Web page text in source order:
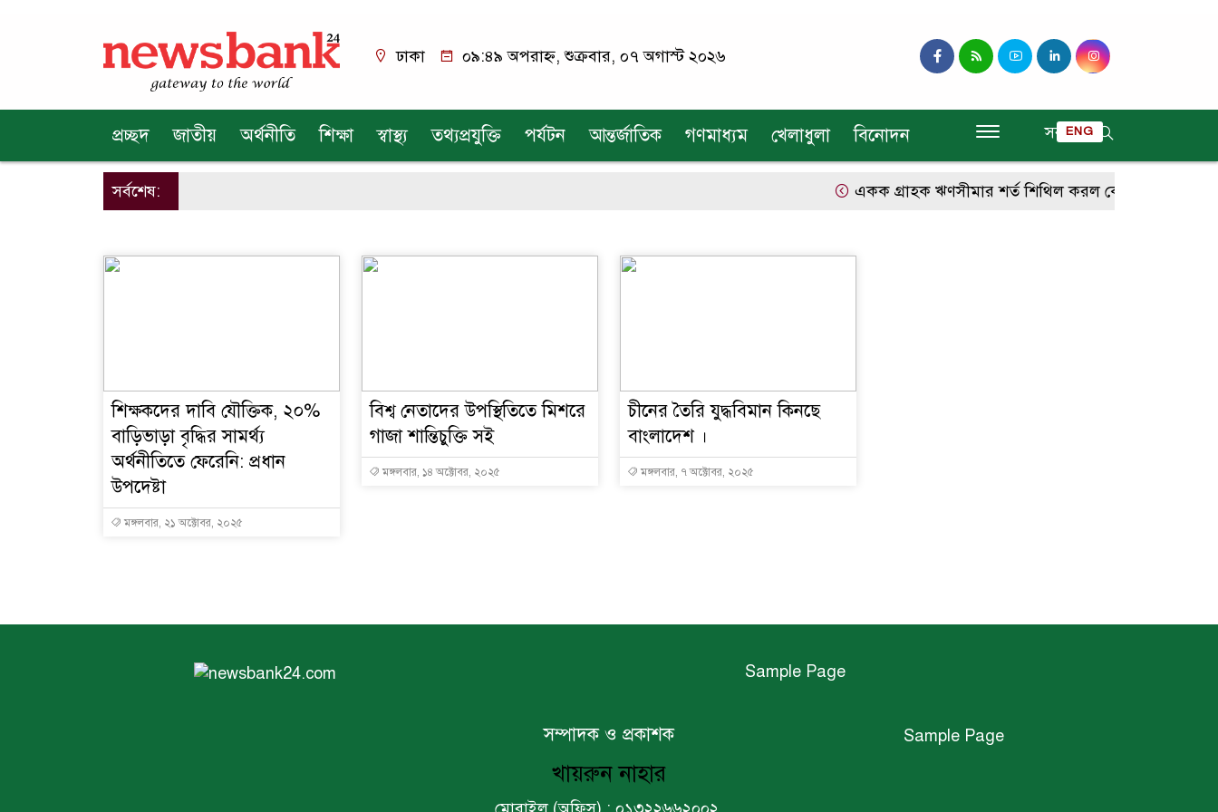
ঢাকা ০৯:৪৯ অপরাহ্ন, শুক্রবার, ০৭ অগাস্ট ২০২৬
প্রচ্ছদ জাতীয় অর্থনীতি শিক্ষা স্বাস্থ্য তথ্যপ্রযুক্তি পর্যটন আন্তর্জাতিক গণমাধ্যম খেলাধুলা বিনোদন সব ENG
সর্বশেষ: একক গ্রাহক ঋণসীমার শর্ত শিথিল করল কেন্দ্রীয় ব্যাংক
শিক্ষকদের দাবি যৌক্তিক, ২০%
বাড়িভাড়া বৃদ্ধির সামর্থ্য
অর্থনীতিতে ফেরেনি: প্রধান
উপদেষ্টা
মঙ্গলবার, ২১ অক্টোবর, ২০২৫
বিশ্ব নেতাদের উপস্থিতিতে মিশরে
গাজা শান্তিচুক্তি সই
মঙ্গলবার, ১৪ অক্টোবর, ২০২৫
চীনের তৈরি যুদ্ধবিমান কিনছে
বাংলাদেশ ।
মঙ্গলবার, ৭ অক্টোবর, ২০২৫
Sample Page
সম্পাদক ও প্রকাশক
খায়রুন নাহার
Sample Page